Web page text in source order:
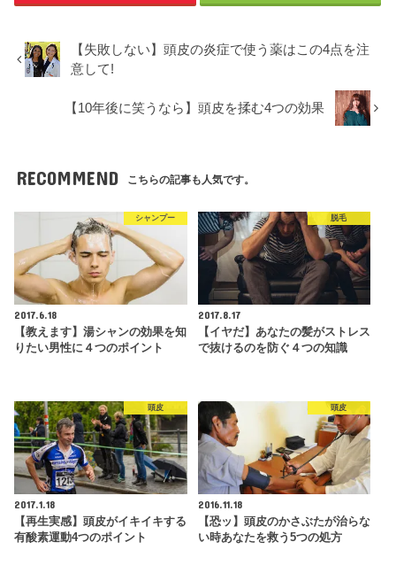
【失敗しない】頭皮の炎症で使う薬はこの4点を注
意して!
【10年後に笑うなら】頭皮を揉む4つの効果
RECOMMEND こちらの記事も人気です。
シャンプー
2017.6.18
【教えます】湯シャンの効果を知
りたい男性に４つのポイント
脱毛
2017.8.17
【イヤだ】あなたの髪がストレス
で抜けるのを防ぐ４つの知識
頭皮
2017.1.18
【再生実感】頭皮がイキイキする
有酸素運動4つのポイント
頭皮
2016.11.18
【恐ッ】頭皮のかさぶたが治らな
い時あなたを救う5つの処方